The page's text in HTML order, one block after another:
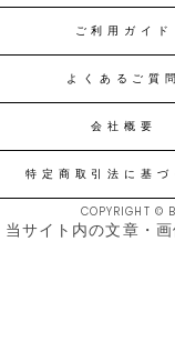
ご利用ガイド
よくあるご質問
会社概要
特定商取引法に基づ
COPYRIGHT ©
当サイト内の文章・